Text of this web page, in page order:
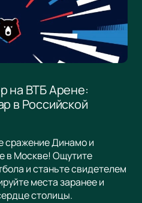
на ВТБ Арене:
в Российской
сражение Динамо и
в Москве! Ощутите
и станьте свидетелем
места заранее и
столицы.